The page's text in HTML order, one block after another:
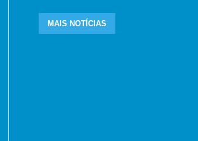
MAIS NOTÍCIAS